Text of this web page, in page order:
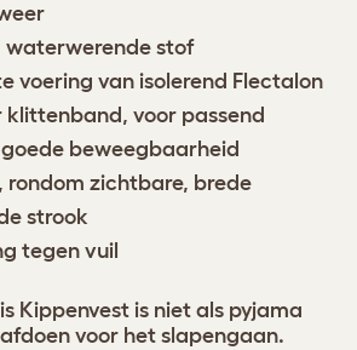
waterwerende stof
voering van isolerend Flectalon
klittenband, voor passend
beweegbaarheid
rondom zichtbare, brede
strook
tegen vuil
Kippenvest is niet als pyjama
voor het slapengaan.